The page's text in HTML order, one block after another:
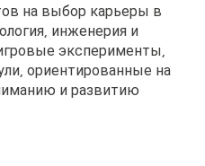
на выбор карьеры в
инженерия и
эксперименты,
ориентированные на
и развитию